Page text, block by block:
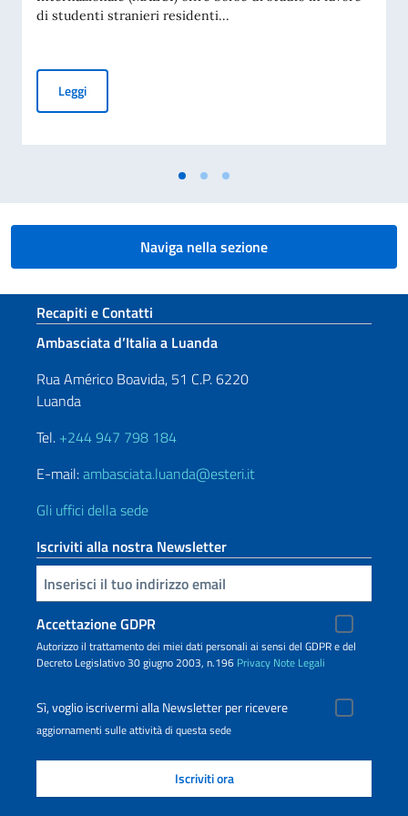
di studenti stranieri residenti...
LeggiBorse di studio offerte dal Governo italiano a studenti
Naviga nella sezione
Sezione footer
Recapiti e Contatti
Ambasciata d’Italia a Luanda
Rua Américo Boavida, 51 C.P. 6220
Luanda
Tel. +244 947 798 184
E-mail:ambasciata.luanda@esteri.it
Gli uffici della sede
Iscriviti alla nostra Newsletter
Inserisci la tua email
Accettazione GDPR
Autorizzo il trattamento dei miei dati personali ai sensi del GDPR e del
Decreto Legislativo 30 giugno 2003, n.196 Privacy Note Legali
Sì, voglio iscrivermi alla Newsletter per ricevere
aggiornamenti sulle attività di questa sede